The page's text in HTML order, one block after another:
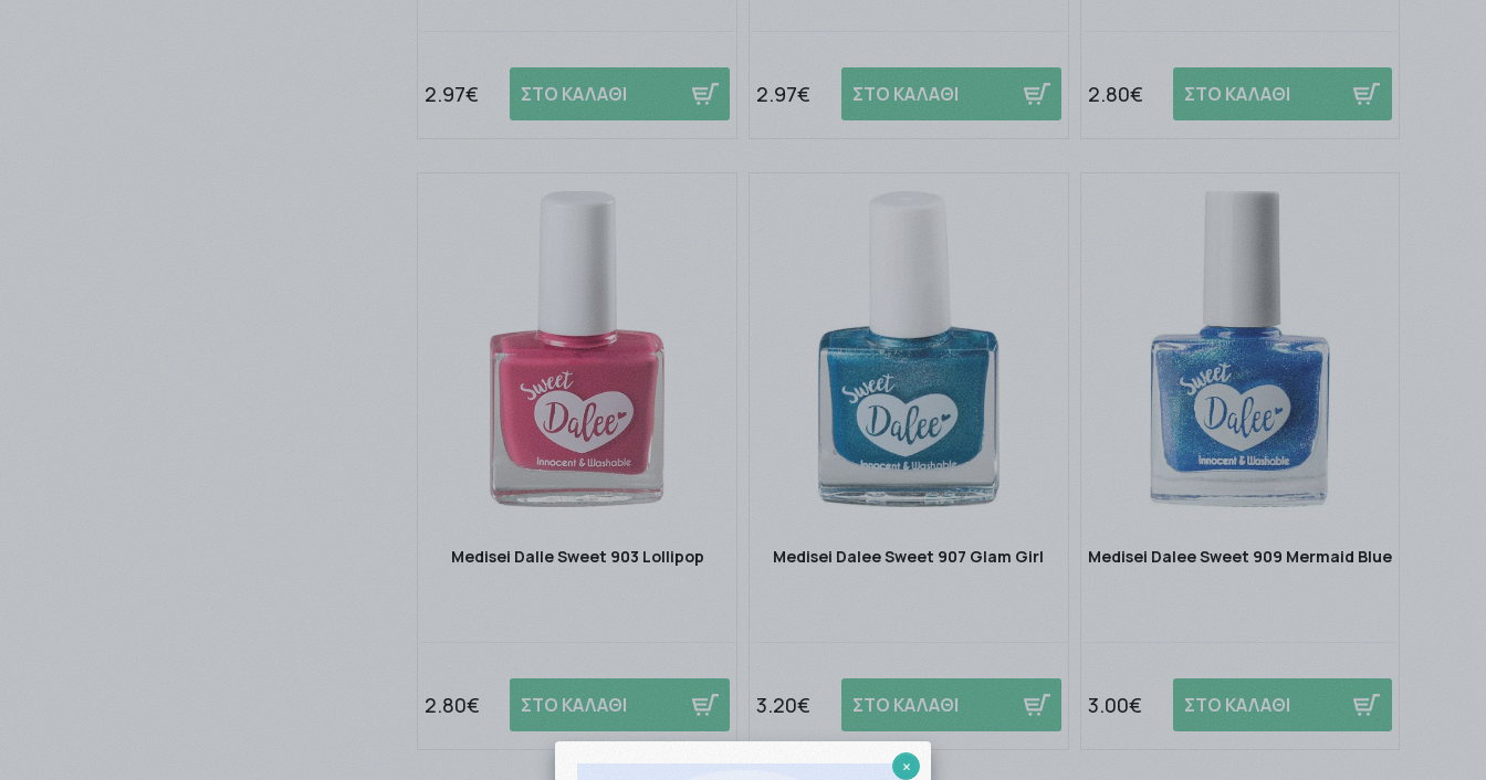
2.97€ ΣΤΟ ΚΑΛΑΘΙ 2.97€ ΣΤΟ ΚΑΛΑΘΙ 2.80€ ΣΤΟ ΚΑΛΑΘΙ
Medisei Dalle Sweet 903 Lollipop
2.80€ ΣΤΟ ΚΑΛΑΘΙ
Medisei Dalee Sweet 907 Glam Girl
3.20€ ΣΤΟ ΚΑΛΑΘΙ
Medisei Dalee Sweet 909 Mermaid Blue
3.00€ ΣΤΟ ΚΑΛΑΘΙ
×